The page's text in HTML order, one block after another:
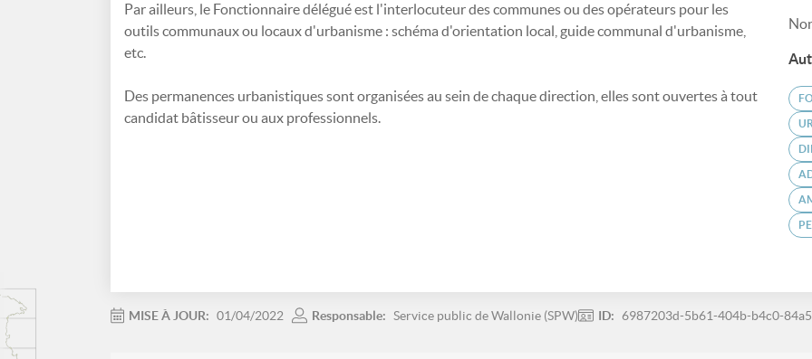
Par ailleurs, le Fonctionnaire délégué est l'interlocuteur des communes ou des opérateurs pour les
outils communaux ou locaux d'urbanisme : schéma d'orientation local, guide communal d'urbanisme,
etc.
Des permanences urbanistiques sont organisées au sein de chaque direction, elles sont ouvertes à tout
candidat bâtisseur ou aux professionnels.
MISE À JOUR: 01/04/2022 Responsable: Service public de Wallonie (SPW) ID: 6987203d-5b61-404b-b4c0-